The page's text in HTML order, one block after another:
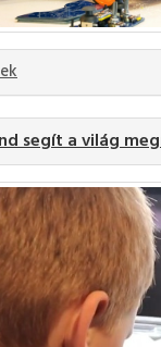
segít a világ